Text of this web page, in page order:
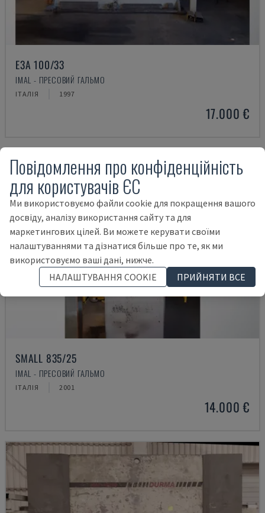
E3A 100/33
IMAL - ПРЕСОВИЙ ГАЛЬМО
ІТАЛІЯ 1997
17.000 €
SMALL 835/25
IMAL - ПРЕСОВИЙ ГАЛЬМО
ІТАЛІЯ 2001
14.000 €
Повідомлення про конфіденційність
для користувачів ЄС
Ми використовуємо файли cookie для покращення вашого
досвіду, аналізу використання сайту та для
маркетингових цілей. Ви можете керувати своїми
налаштуваннями та дізнатися більше про те, як ми
використовуємо ваші дані, нижче.
НАЛАШТУВАННЯ COOKIE
ПРИЙНЯТИ ВСЕ